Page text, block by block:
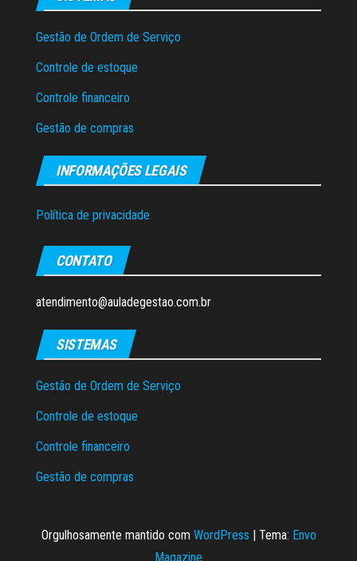
Gestão de Ordem de Serviço
Controle de estoque
Controle financeiro
Gestão de compras
INFORMAÇÕES LEGAIS
Política de privacidade
CONTATO
atendimento@auladegestao.com.br
SISTEMAS
Gestão de Ordem de Serviço
Controle de estoque
Controle financeiro
Gestão de compras
Orgulhosamente mantido com WordPress | Tema: Envo
Magazine